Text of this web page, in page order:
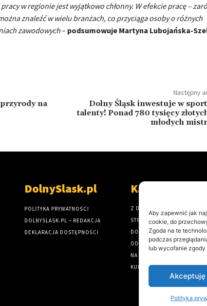
Aby zapewnić jak
cookie, do
Zgoda na te
podczas
lub wycofanie
Akceptuję
Polityka
w regionie jest wyjątkowo chłonny. W efekcie pracę –
znaleźć w wielu branżach, co przyciąga osoby o różnych
zawodowych– podsumowuje Martyna Lubojańska-
na
Następny
Dolny Śląsk inwestuje w
talenty! Ponad 780 tysięcy
młodych
DolnySlask.pl
POLITYKA PRYWATNOŚCI
DOLNYSLASK.PL – REDAKCJA
DEKLARACJA DOSTĘPNOŚCI
Kategorie
Z DOLNEGO ŚLĄSKA
STRONA GŁÓWNA
DOLNY ŚLĄSK
ODKRYJ DOLNY ŚLĄSK
NA DROGACH I TORACH
KULTURA NA DOLNYM